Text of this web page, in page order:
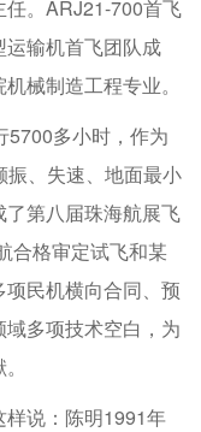
。ARJ21-700首飞
输机首飞团队成
械制造工程专业。
5700多小时，作为
、失速、地面最小
第八届珠海航展飞
合格审定试飞和某
民机横向合同、预
多项技术空白，为
说：陈明1991年